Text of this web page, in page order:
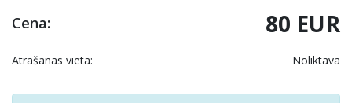
Cena: 80 EUR
Atrašanās vieta: Noliktava